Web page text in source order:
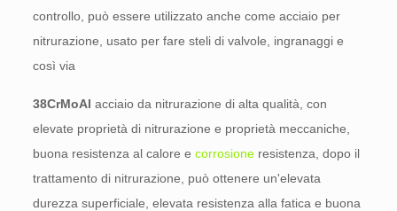
controllo, può essere utilizzato anche come acciaio per
nitrurazione, usato per fare steli di valvole, ingranaggi e
così via
38CrMoAl acciaio da nitrurazione di alta qualità, con
elevate proprietà di nitrurazione e proprietà meccaniche,
buona resistenza al calore e corrosioneresistenza, dopo il
trattamento di nitrurazione, può ottenere un'elevata
durezza superficiale, elevata resistenza alla fatica e buona